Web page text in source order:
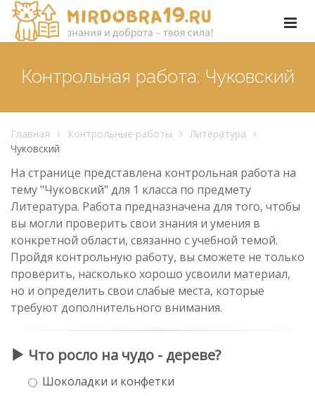
Контрольная работа: Чуковский
Главная Контрольные работы
Литература
Чуковский
На странице представлена контрольная работа на
тему "Чуковский" для 1 класса по предмету
Литература. Работа предназначена для того, чтобы
вы могли проверить свои знания и умения в
конкретной области, связанно с учебной темой.
Пройдя контрольную работу, вы сможете не только
проверить, насколько хорошо усвоили материал,
но и определить свои слабые места, которые
требуют дополнительного внимания.
Что росло на чудо - дереве?
Шоколадки и конфетки